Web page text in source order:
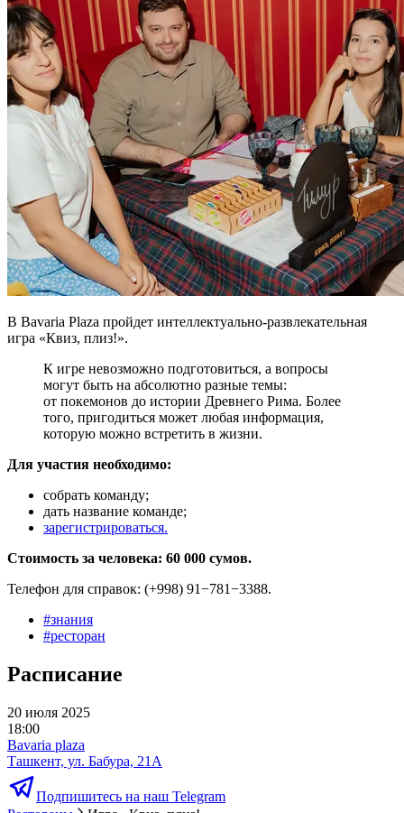
В Bavaria Plaza пройдет интеллектуально-развлекательная
игра «Квиз, плиз!».
К игре невозможно подготовиться, а вопросы
могут быть на абсолютно разные темы:
от покемонов до истории Древнего Рима. Более
того, пригодиться может любая информация,
которую можно встретить в жизни.
Для участия необходимо:
собрать команду;
дать название команде;
зарегистрироваться.
Стоимость за человека: 60 000 сумов.
Телефон для справок: (+998) 91−781−3388.
#знания
#ресторан
Расписание
20 июля 2025
18:00
Bavaria plaza
Ташкент, ул. Бабура, 21А
Подпишитесь на наш Telegram